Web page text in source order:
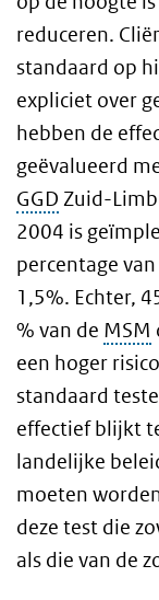
reduceren.
standaard op
expliciet over
hebben de
geëvalueerd
GGD Zuid-
2004 is
percentage
1,5%. Echter,
% van de MSM
een hoger
standaard
effectief blijkt
landelijke
moeten
deze test die
als die van de